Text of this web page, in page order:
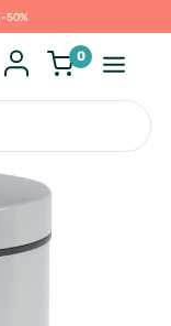
50%
0